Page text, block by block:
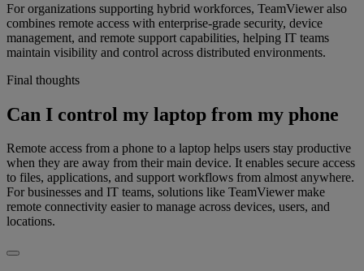
For organizations supporting hybrid workforces, TeamViewer also
combines remote access with enterprise-grade security, device
management, and remote support capabilities, helping IT teams
maintain visibility and control across distributed environments.
Final thoughts
Can I control my laptop from my phone
Remote access from a phone to a laptop helps users stay productive
when they are away from their main device. It enables secure access
to files, applications, and support workflows from almost anywhere.
For businesses and IT teams, solutions like TeamViewer make
remote connectivity easier to manage across devices, users, and
locations.